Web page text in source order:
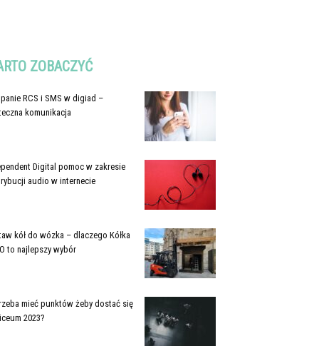
ZOBACZYĆ
RCS i SMS w digiad –
komunikacja
Digital pomoc w zakresie
audio w internecie
kół do wózka – dlaczego Kółka
to najlepszy wybór
mieć punktów żeby dostać się
2023?